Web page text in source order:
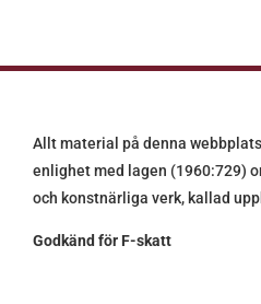
Allt material på denna
enlighet med lagen (1960:729)
och konstnärliga verk, kallad
Godkänd för F-skatt